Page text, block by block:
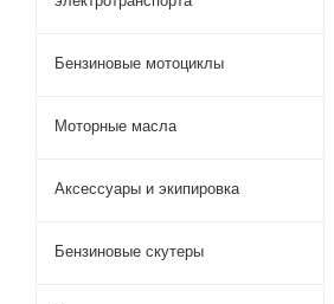
Бензиновые мотоциклы
Моторные масла
Аксессуары и экипировка
Бензиновые скутеры